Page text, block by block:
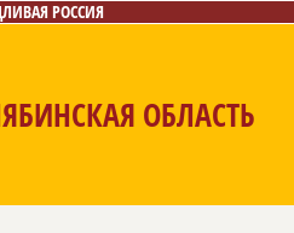
РОССИЯ
ОБЛАСТЬ